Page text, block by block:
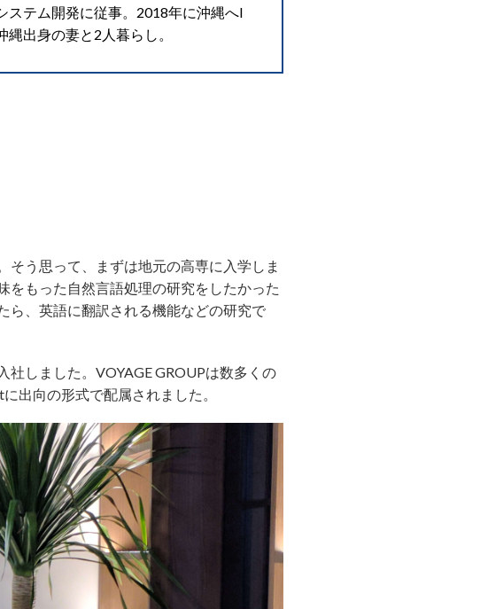
ステム開発に従事。2018年に沖縄へI
出身の妻と2人暮らし。
う思って、まずは地元の高専に入学しま
をもった自然言語処理の研究をしたかった
ら、英語に翻訳される機能などの研究で
しました。VOYAGE GROUPは数多くの
出向の形式で配属されました。